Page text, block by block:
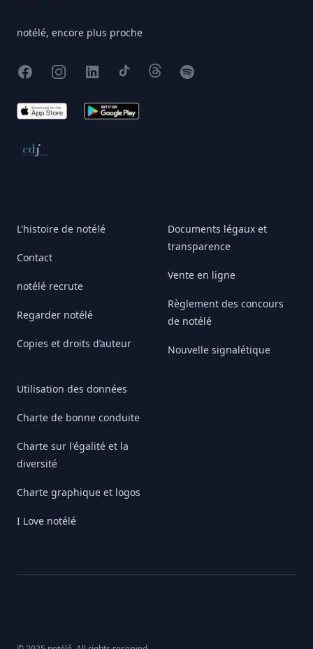
notélé, encore plus proche
FacebookInstagram
X TikTokThreadsSpotify
App Store Google Play
Conseil de déontologie journalistique
L'histoire de notélé
Contact
notélé recrute
Regarder notélé
Copies et droits d’auteur
Utilisation des données
Charte de bonne conduite
Charte sur l'égalité et la
diversité
Charte graphique et logos
I Love notélé
Documents légaux et
transparence
Vente en ligne
Règlement des concours
de notélé
Nouvelle signalétique